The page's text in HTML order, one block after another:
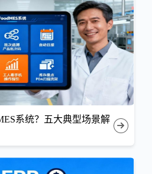
系统？五大典型场景解